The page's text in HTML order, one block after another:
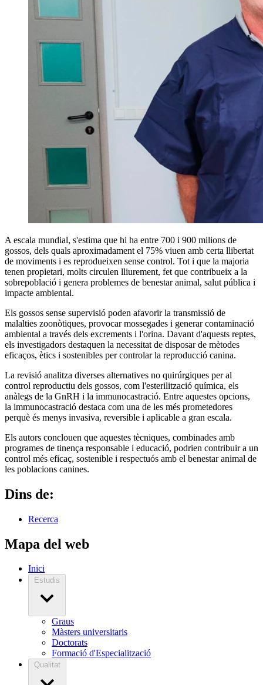
A escala mundial, s'estima que hi ha entre 700 i 900 milions de
gossos, dels quals aproximadament el 75% viuen amb certa llibertat
de moviments i es reprodueixen sense control. Tot i que la majoria
tenen propietari, molts circulen lliurement, fet que contribueix a la
sobrepoblació i genera problemes de benestar animal, salut pública i
impacte ambiental.
Els gossos sense supervisió poden afavorir la transmissió de
malalties zoonòtiques, provocar mossegades i generar contaminació
ambiental a través dels excrements i l'orina. Davant d'aquests reptes,
els investigadors destaquen la necessitat de disposar de mètodes
eficaços, ètics i sostenibles per controlar la reproducció canina.
La revisió analitza diverses alternatives no quirúrgiques per al
control reproductiu dels gossos, com l'esterilització química, els
anàlegs de la GnRH i la immunocastració. Entre aquestes opcions,
la immunocastració destaca com una de les més prometedores
perquè és menys invasiva, reversible i aplicable a gran escala.
Els autors conclouen que aquestes tècniques, combinades amb
programes de tinença responsable i educació, podrien contribuir a un
control més eficaç, sostenible i respectuós amb el benestar animal de
les poblacions canines.
Dins de:
Recerca
Mapa del web
Inici
Estudis
Graus
Màsters universitaris
Doctorats
Formació d'Especialització
Qualitat